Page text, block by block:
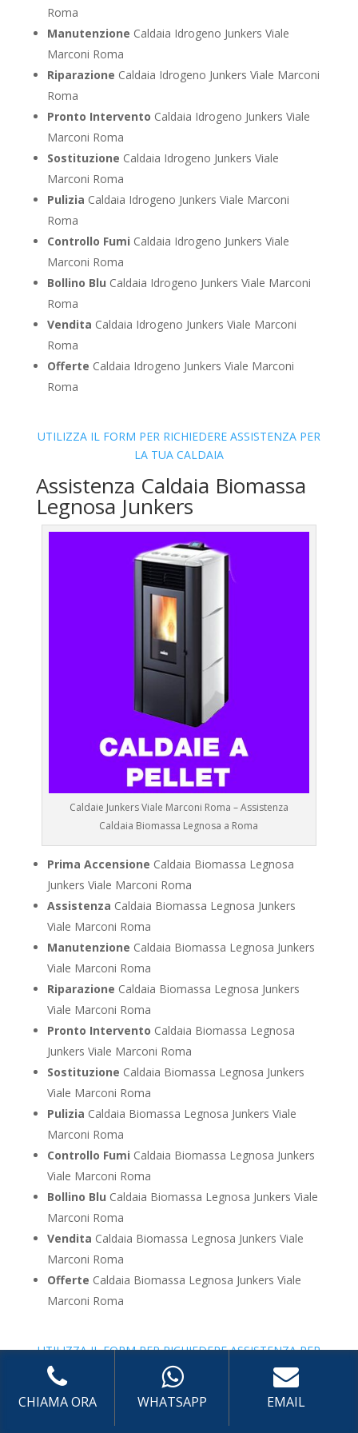
Roma
Manutenzione Caldaia Idrogeno Junkers Viale
Marconi Roma
Riparazione Caldaia Idrogeno Junkers Viale Marconi
Roma
Pronto Intervento Caldaia Idrogeno Junkers Viale
Marconi Roma
Sostituzione Caldaia Idrogeno Junkers Viale
Marconi Roma
Pulizia Caldaia Idrogeno Junkers Viale Marconi
Roma
Controllo Fumi Caldaia Idrogeno Junkers Viale
Marconi Roma
Bollino Blu Caldaia Idrogeno Junkers Viale Marconi
Roma
Vendita Caldaia Idrogeno Junkers Viale Marconi
Roma
Offerte Caldaia Idrogeno Junkers Viale Marconi
Roma
UTILIZZA IL FORM PER RICHIEDERE ASSISTENZA PER
LA TUA CALDAIA
Assistenza Caldaia Biomassa
Legnosa Junkers
Caldaie Junkers Viale Marconi Roma – Assistenza
Caldaia Biomassa Legnosa a Roma
Prima Accensione Caldaia Biomassa Legnosa
Junkers Viale Marconi Roma
Assistenza Caldaia Biomassa Legnosa Junkers
Viale Marconi Roma
Manutenzione Caldaia Biomassa Legnosa Junkers
Viale Marconi Roma
Riparazione Caldaia Biomassa Legnosa Junkers
Viale Marconi Roma
Pronto Intervento Caldaia Biomassa Legnosa
Junkers Viale Marconi Roma
Sostituzione Caldaia Biomassa Legnosa Junkers
Viale Marconi Roma
Pulizia Caldaia Biomassa Legnosa Junkers Viale
Marconi Roma
Controllo Fumi Caldaia Biomassa Legnosa Junkers
Viale Marconi Roma
Bollino Blu Caldaia Biomassa Legnosa Junkers Viale
Marconi Roma
Vendita Caldaia Biomassa Legnosa Junkers Viale
Marconi Roma
Offerte Caldaia Biomassa Legnosa Junkers Viale
Marconi Roma
UTILIZZA IL FORM PER RICHIEDERE ASSISTENZA PER
LA TUA CALDAIA
Assistenza Caldaia Zeolite
CHIAMA ORA WHATSAPP EMAIL